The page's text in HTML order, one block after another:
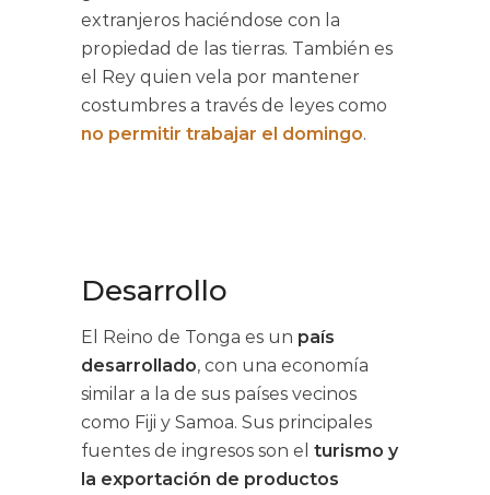
extranjeros haciéndose con la
propiedad de las tierras. También es
el Rey quien vela por mantener
costumbres a través de leyes como
no permitir trabajar el domingo.
Desarrollo
El Reino de Tonga es un país
desarrollado, con una economía
similar a la de sus países vecinos
como Fiji y Samoa. Sus principales
fuentes de ingresos son el turismo y
la exportación de productos